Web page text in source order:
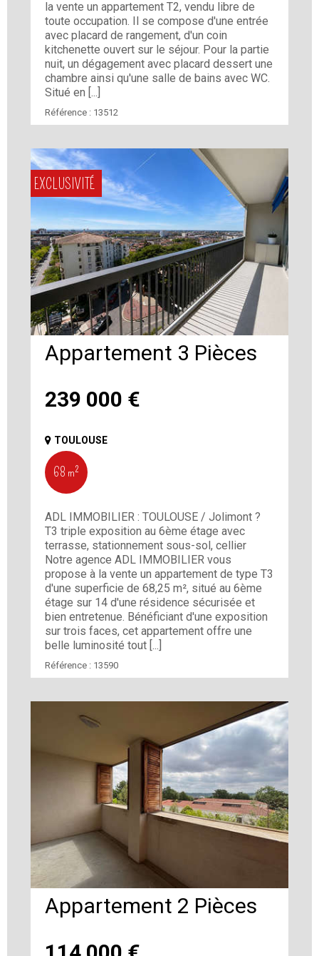
la vente un appartement T2, vendu libre de
toute occupation. Il se compose d'une entrée
avec placard de rangement, d'un coin
kitchenette ouvert sur le séjour. Pour la partie
nuit, un dégagement avec placard dessert une
chambre ainsi qu'une salle de bains avec WC.
Situé en [...]
Référence : 13512
EXCLUSIVITÉ
239 000 €
Appartement 3 Pièces
TOULOUSE
68 m²
ADL IMMOBILIER : TOULOUSE / Jolimont ?
T3 triple exposition au 6ème étage avec
terrasse, stationnement sous-sol, cellier
Notre agence ADL IMMOBILIER vous
propose à la vente un appartement de type T3
d'une superficie de 68,25 m², situé au 6ème
étage sur 14 d'une résidence sécurisée et
bien entretenue. Bénéficiant d'une exposition
sur trois faces, cet appartement offre une
belle luminosité tout [...]
Référence : 13590
Appartement 2 Pièces